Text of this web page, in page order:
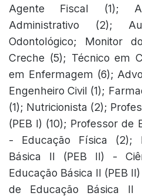
Agente Fiscal (1);
Administrativo (2);
Odontológico; Monitor
Creche (5); Técnico em
em Enfermagem (6);
Engenheiro Civil (1);
(1); Nutricionista (2);
(PEB I) (10); Professor de
- Educação Física (2);
Básica II (PEB II) -
Educação Básica II (PEB
de Educação Básica